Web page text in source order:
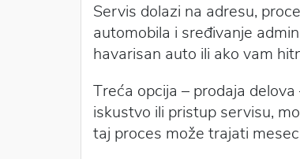
Servis dolazi na adresu,
automobila i sređivanje
havarisan auto ili ako vam
Treća opcija – prodaja
iskustvo ili pristup servisu,
taj proces može trajati